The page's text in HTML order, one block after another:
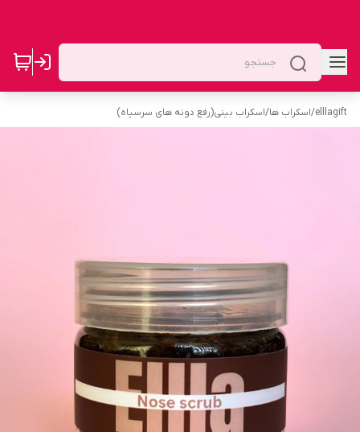
elllagift
/اسکراب ها/اسکراب بینی(رفع دونه های سرسیاه)